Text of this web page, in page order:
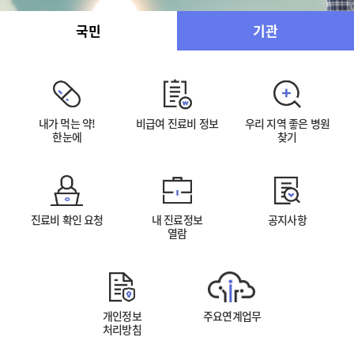
국민 기관
내가 먹는 약!
한눈에
비급여 진료비 정보
우리 지역 좋은 병원
찾기
진료비 확인 요청
내 진료정보
열람
공지사항
개인정보
처리방침
주요연계업무